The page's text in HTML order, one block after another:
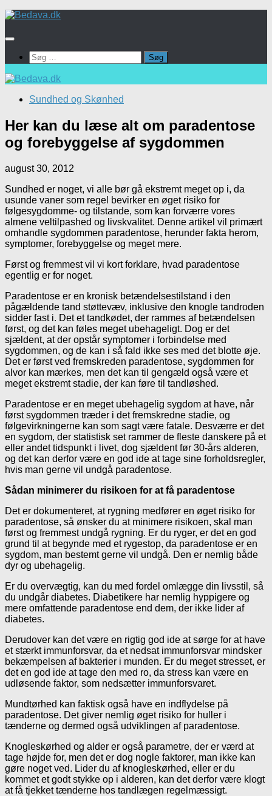
Skip
content
Søg
efter:
Sundhed og Skønhed
Her kan du læse alt om paradentose
og forebyggelse af sygdommen
august 30, 2012
Sundhed er noget, vi alle bør gå ekstremt meget op i, da
usunde vaner som regel bevirker en øget risiko for
følgesygdomme- og tilstande, som kan forværre vores
almene veltilpashed og livskvalitet. Denne artikel vil primært
omhandle sygdommen paradentose, herunder fakta herom,
symptomer, forebyggelse og meget mere.
Først og fremmest vil vi kort forklare, hvad paradentose
egentlig er for noget.
Paradentose er en kronisk betændelsestilstand i den
pågældende tand støttevæv, inklusive den knogle tandroden
sidder fast i. Det et tandkødet, der rammes af betændelsen
først, og det kan føles meget ubehageligt. Dog er det
sjældent, at der opstår symptomer i forbindelse med
sygdommen, og de kan i så fald ikke ses med det blotte øje.
Det er først ved fremskreden paradentose, sygdommen for
alvor kan mærkes, men det kan til gengæld også være et
meget ekstremt stadie, der kan føre til tandløshed.
Paradentose er en meget ubehagelig sygdom at have, når
først sygdommen træder i det fremskredne stadie, og
følgevirkningerne kan som sagt være fatale. Desværre er det
en sygdom, der statistisk set rammer de fleste danskere på et
eller andet tidspunkt i livet, dog sjældent før 30-års alderen,
og det kan derfor være en god ide at tage sine forholdsregler,
hvis man gerne vil undgå paradentose.
Sådan minimerer du risikoen for at få paradentose
Det er dokumenteret, at rygning medfører en øget risiko for
paradentose, så ønsker du at minimere risikoen, skal man
først og fremmest undgå rygning. Er du ryger, er det en god
grund til at begynde med et rygestop, da paradentose er en
sygdom, man bestemt gerne vil undgå. Den er nemlig både
dyr og ubehagelig.
Er du overvægtig, kan du med fordel omlægge din livsstil, så
du undgår diabetes. Diabetikere har nemlig hyppigere og
mere omfattende paradentose end dem, der ikke lider af
diabetes.
Derudover kan det være en rigtig god ide at sørge for at have
et stærkt immunforsvar, da et nedsat immunforsvar mindsker
bekæmpelsen af bakterier i munden. Er du meget stresset, er
det en god ide at tage den med ro, da stress kan være en
udløsende faktor, som nedsætter immunforsvaret.
Mundtørhed kan faktisk også have en indflydelse på
paradentose. Det giver nemlig øget risiko for huller i
tænderne og dermed også udviklingen af paradentose.
Knogleskørhed og alder er også parametre, der er værd at
tage højde for, men det er dog nogle faktorer, man ikke kan
gøre noget ved. Lider du af knogleskørhed, eller er du
kommet et godt stykke op i alderen, kan det derfor være klogt
at få tjekket tænderne hos tandlægen regelmæssigt.